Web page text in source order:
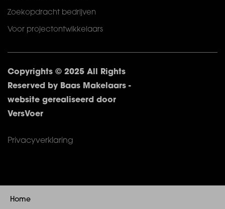
Zoekopdracht bedrijven
Voor projectontwikkelaars
Copyrights © 2025 All Rights
Reserved by Baas Makelaars -
website gerealiseerd door
VersVoer
Privacyverklaring
Home